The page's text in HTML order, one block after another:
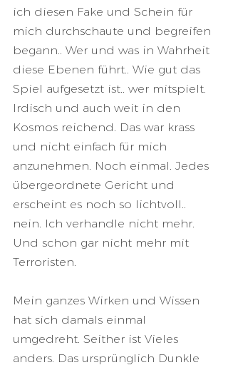
ich diesen Fake und Schein für
mich durchschaute und begreifen
begann.. Wer und was in Wahrheit
diese Ebenen führt.. Wie gut das
Spiel aufgesetzt ist.. wer mitspielt.
Irdisch und auch weit in den
Kosmos reichend. Das war krass
und nicht einfach für mich
anzunehmen. Noch einmal. Jedes
übergeordnete Gericht und
erscheint es noch so lichtvoll..
nein. Ich verhandle nicht mehr.
Und schon gar nicht mehr mit
Terroristen.
Mein ganzes Wirken und Wissen
hat sich damals einmal
umgedreht. Seither ist Vieles
anders. Das ursprünglich Dunkle